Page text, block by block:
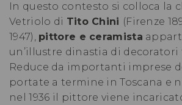
In questo contesto si colloca la
Vetriolo di Tito Chini (Firenze
1947), pittore e ceramista
un’illustre dinastia di
Reduce da importanti imprese
portate a termine in Toscana e
nel 1936 il pittore viene